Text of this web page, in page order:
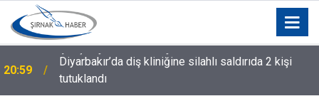
20:59
Diyarbakır’da diş kliniğine silahlı saldırıda 2 kişi
tutuklandı